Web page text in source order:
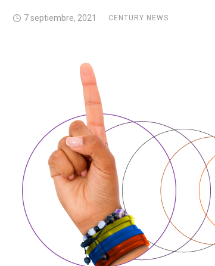
7 septiembre, 2021 CENTURY NEWS